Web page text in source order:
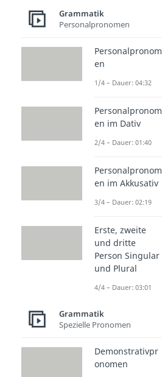
Grammatik
Personalpronomen
Personalpronom
en
1/4 – Dauer: 04:32
Personalpronom
en im Dativ
2/4 – Dauer: 01:40
Personalpronom
en im Akkusativ
3/4 – Dauer: 02:19
Erste, zweite
und dritte
Person Singular
und Plural
4/4 – Dauer: 03:01
Grammatik
Spezielle Pronomen
Demonstrativpr
onomen